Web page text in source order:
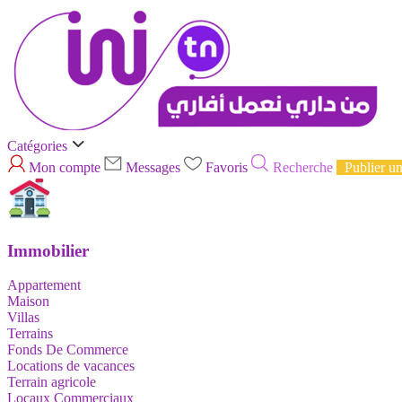
Catégories
Mon compte
Messages Favoris Recherche Publier
Immobilier
Appartement
Maison
Villas
Terrains
Fonds De Commerce
Locations de vacances
Terrain agricole
Locaux Commerciaux